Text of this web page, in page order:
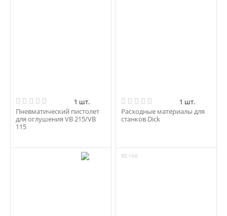
1 шт.
Пневматический пистолет
для оглушения VB 215/VB
115
1 шт.
Расходные материалы для
станков Dick
RZ-160